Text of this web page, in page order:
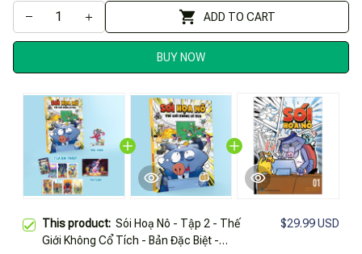
ADD TO CART
BUY NOW
This product: Sói Hoạ Nô - Tập 2 - Thế
Giới Không Cổ Tích - Bản Đặc Biệt -
$29.99 USD